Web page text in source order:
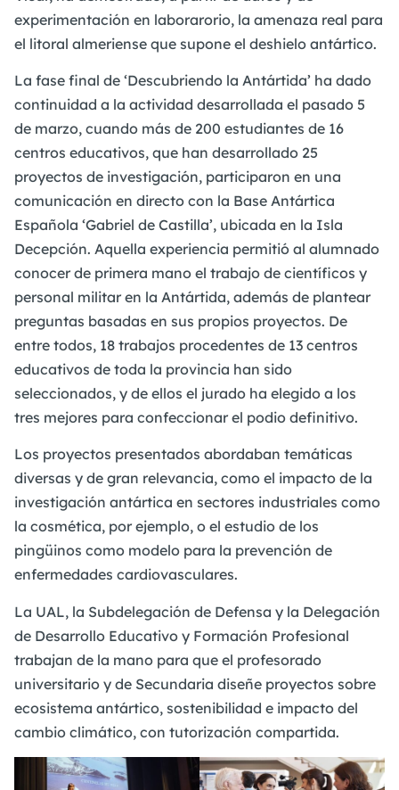
experimentación en laborarorio, la amenaza real para
el litoral almeriense que supone el deshielo antártico.
La fase final de ‘Descubriendo la Antártida’ ha dado
continuidad a la actividad desarrollada el pasado 5
de marzo, cuando más de 200 estudiantes de 16
centros educativos, que han desarrollado 25
proyectos de investigación, participaron en una
comunicación en directo con la Base Antártica
Española ‘Gabriel de Castilla’, ubicada en la Isla
Decepción. Aquella experiencia permitió al alumnado
conocer de primera mano el trabajo de científicos y
personal militar en la Antártida, además de plantear
preguntas basadas en sus propios proyectos. De
entre todos, 18 trabajos procedentes de 13 centros
educativos de toda la provincia han sido
seleccionados, y de ellos el jurado ha elegido a los
tres mejores para confeccionar el podio definitivo.
Los proyectos presentados abordaban temáticas
diversas y de gran relevancia, como el impacto de la
investigación antártica en sectores industriales como
la cosmética, por ejemplo, o el estudio de los
pingüinos como modelo para la prevención de
enfermedades cardiovasculares.
La UAL, la Subdelegación de Defensa y la Delegación
de Desarrollo Educativo y Formación Profesional
trabajan de la mano para que el profesorado
universitario y de Secundaria diseñe proyectos sobre
ecosistema antártico, sostenibilidad e impacto del
cambio climático, con tutorización compartida.